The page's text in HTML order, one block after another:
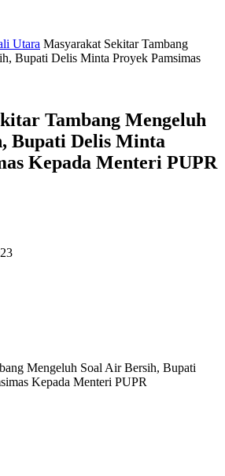
Utara Masyarakat Sekitar Tambang
Bupati Delis Minta Proyek Pamsimas
Tambang Mengeluh
Bupati Delis Minta
Kepada Menteri PUPR
Mengeluh Soal Air Bersih, Bupati
Kepada Menteri PUPR